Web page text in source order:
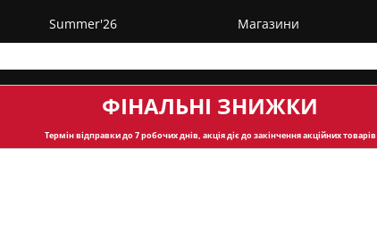
Summer'26 Магазини
ФІНАЛЬНІ ЗНИЖКИ
Термін відправкидо 7 робочих днів, акція діє до закінчення акційних товарів